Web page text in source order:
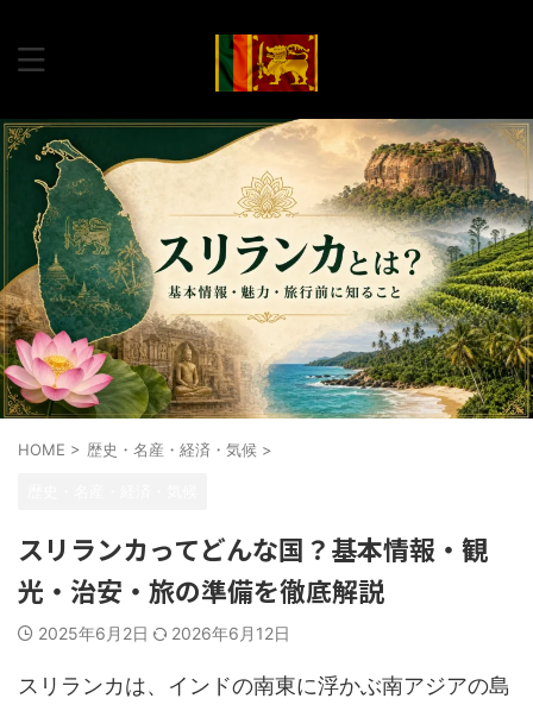
HOME > 歴史・名産・経済・気候 >
スリランカってどんな国？基本情報・観
光・治安・旅の準備を徹底解説
2025年6月2日 2026年6月12日
スリランカは、インドの南東に浮かぶ南アジアの島